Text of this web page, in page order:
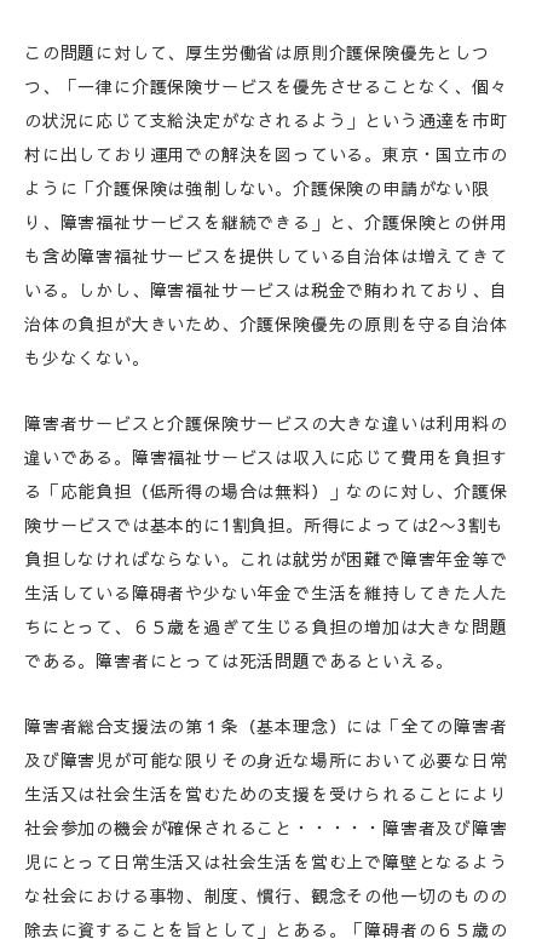
この問題に対して、厚生労働省は原則介護保険優先としつ
つ、「一律に介護保険サービスを優先させることなく、個々
の状況に応じて支給決定がなされるよう」という通達を市町
村に出しており運用での解決を図っている。東京・国立市の
ように「介護保険は強制しない。介護保険の申請がない限
り、障害福祉サービスを継続できる」と、介護保険との併用
も含め障害福祉サービスを提供している自治体は増えてきて
いる。しかし、障害福祉サービスは税金で賄われており、自
治体の負担が大きいため、介護保険優先の原則を守る自治体
も少なくない。
障害者サービスと介護保険サービスの大きな違いは利用料の
違いである。障害福祉サービスは収入に応じて費用を負担す
る「応能負担（低所得の場合は無料）」なのに対し、介護保
険サービスでは基本的に1割負担。所得によっては2〜3割も
負担しなければならない。これは就労が困難で障害年金等で
生活している障碍者や少ない年金で生活を維持してきた人た
ちにとって、６５歳を過ぎて生じる負担の増加は大きな問題
である。障害者にとっては死活問題であるといえる。
障害者総合支援法の第１条（基本理念）には「全ての障害者
及び障害児が可能な限りその身近な場所において必要な日常
生活又は社会生活を営むための支援を受けられることにより
社会参加の機会が確保されること・・・・・障害者及び障害
児にとって日常生活又は社会生活を営む上で障壁となるよう
な社会における事物、制度、慣行、観念その他一切のものの
除去に資することを旨として」とある。「障碍者の６５歳の